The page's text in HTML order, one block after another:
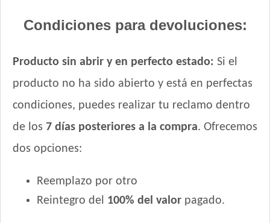
Royal Canin Perro Veterinary Gastrointestinal Canine Puppy
Sanno Súper Premium Puppies
Sieger Perro Cachorro Mini & Small
Tiernitos Selection Cachorros
Top Nutrition Perro Cachorro Raza Grande
Top Nutrition Perro Cachorro Raza Mediana
Total Balance Ultra Pro Cachorros
Total Khan Cachorro
Condiciones para devoluciones:
Producto sin abrir y en perfecto estado: Si el
producto no ha sido abierto y está en perfectas
condiciones, puedes realizar tu reclamo dentro
de los 7 días posteriores a la compra. Ofrecemos
dos opciones:
Reemplazo por otro
Reintegro del 100% del valor pagado.